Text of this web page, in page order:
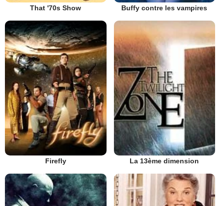
That '70s Show Buffy contre les vampires
Firefly La 13ème dimension